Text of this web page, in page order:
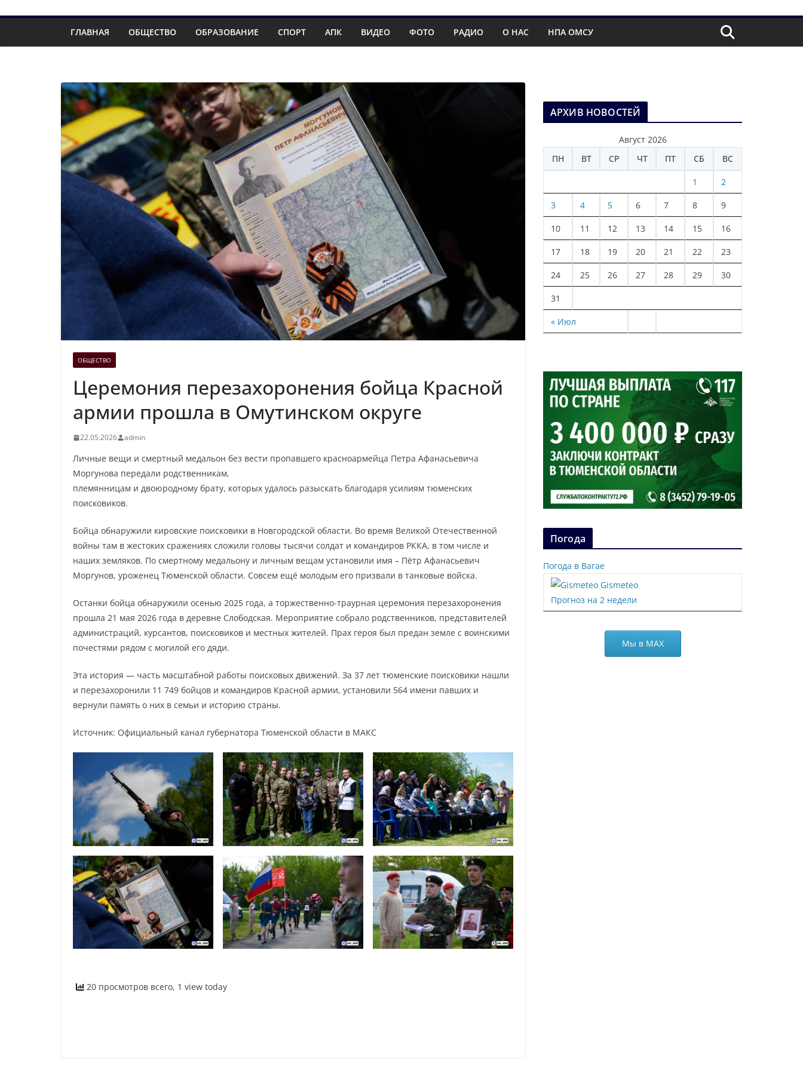
ГЛАВНАЯ ОБЩЕСТВО ОБРАЗОВАНИЕ СПОРТ АПК ВИДЕО ФОТО РАДИО О НАС НПА ОМСУ
ОБЩЕСТВО
Церемония перезахоронения бойца Красной
армии прошла в Омутинском округе
22.05.2026 admin
Личные вещи и смертный медальон без вести пропавшего красноармейца Петра Афанасьевича
Моргунова передали родственникам,
племянницам и двоюродному брату, которых удалось разыскать благодаря усилиям тюменских
поисковиков.
Бойца обнаружили кировские поисковики в Новгородской области. Во время Великой Отечественной
войны там в жестоких сражениях сложили головы тысячи солдат и командиров РККА, в том числе и
наших земляков. По смертному медальону и личным вещам установили имя – Пётр Афанасьевич
Моргунов, уроженец Тюменской области. Совсем ещё молодым его призвали в танковые войска.
Останки бойца обнаружили осенью 2025 года, а торжественно-траурная церемония перезахоронения
прошла 21 мая 2026 года в деревне Слободская. Мероприятие собрало родственников, представителей
администраций, курсантов, поисковиков и местных жителей. Прах героя был предан земле с воинскими
почестями рядом с могилой его дяди.
Эта история — часть масштабной работы поисковых движений. За 37 лет тюменские поисковики нашли
и перезахоронили 11 749 бойцов и командиров Красной армии, установили 564 имени павших и
вернули память о них в семьи и историю страны.
Источник: Официальный канал губернатора Тюменской области в МАКС
20 просмотров всего, 1 view today
АРХИВ НОВОСТЕЙ
Август 2026
ПН
ВТ СР ЧТ ПТ СБ ВС
« Июл
1 2
3 4 5 6 7 8 9
10 11 12 13 14 15 16
17 18 19 20 21 22 23
24 25 26 27 28 29 30
31
Погода
Погода в Вагае
Gismeteo
Прогноз на 2 недели
Мы в МАХ